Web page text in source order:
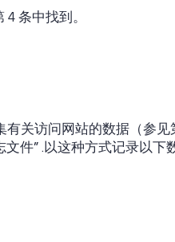
条中找到。
关访问网站的数据（参见
件” .以这种方式记录以下